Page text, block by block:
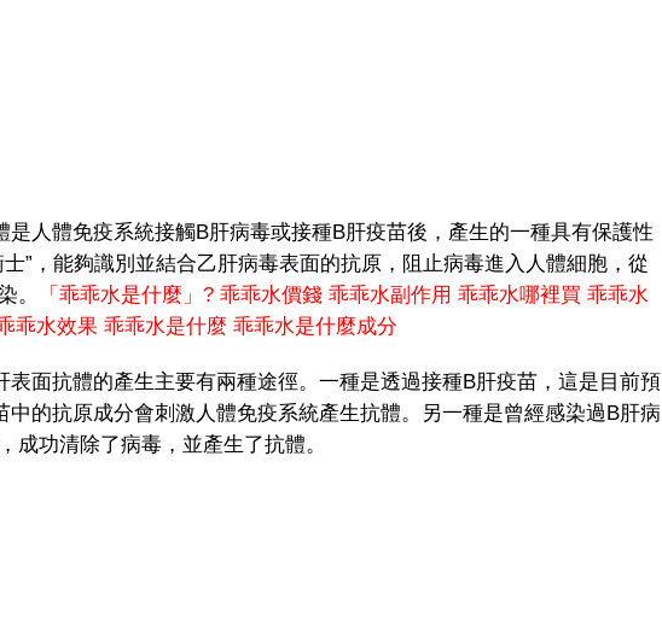
人體免疫系統接觸B肝病毒或接種B肝疫苗後，產生的一種具有保護性
”，能夠識別並結合乙肝病毒表面的抗原，阻止病毒進入人體細胞，從
。
「乖乖水是什麼」? 乖乖水價錢 乖乖水副作用 乖乖水哪裡買 乖乖水
乖水效果 乖乖水是什麼 乖乖水是什麼成分
面抗體的產生主要有兩種途徑。一種是透過接種B肝疫苗，這是目前預
中的抗原成分會刺激人體免疫系統產生抗體。另一種是曾經感染過B肝病
成功清除了病毒，並產生了抗體。